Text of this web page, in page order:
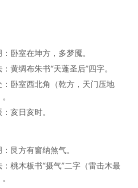
卧室在坤方，多梦魇。
黄绸布朱书“天蓬圣后”四字。
：卧室西北角（乾方，天门压地
亥日亥时。
艮方有窗纳煞气。
：桃木板书“摄气”二字（雷击木最